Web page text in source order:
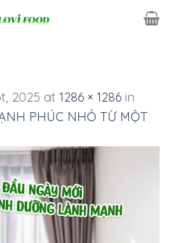
2025 at 1286 × 1286 in
PHÚC NHỎ TỪ MỘT